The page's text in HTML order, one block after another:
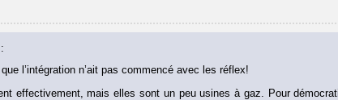
:
l’intégration n’ait pas commencé avec les réflex!
effectivement, mais elles sont un peu usines à gaz. Pour